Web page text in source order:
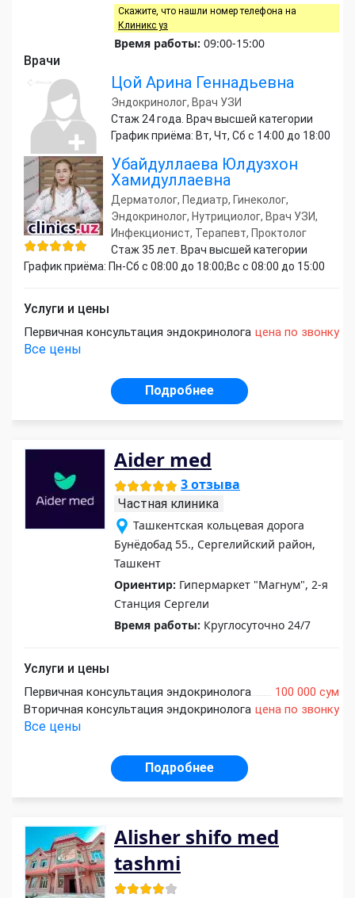
Скажите, что нашли номер телефона на
Клиникс уз
Время работы: 09:00-15:00
Врачи
Цой Арина Геннадьевна
Эндокринолог, Врач УЗИ
Стаж 24 года. Врач высшей категории
График приёма: Вт, Чт, Сб с 14:00 до 18:00
Убайдуллаева Юлдузхон
Хамидуллаевна
Дерматолог, Педиатр, Гинеколог,
Эндокринолог, Нутрициолог, Врач УЗИ,
Инфекционист, Терапевт, Проктолог
Стаж 35 лет. Врач высшей категории
График приёма: Пн-Сб с 08:00 до 18:00;Вс с 08:00 до 15:00
Услуги и цены
Первичная консультация эндокринолога цена по звонку
Все цены
Подробнее
Aider med
3 отзыва
Частная клиника
Ташкентская кольцевая дорога
Бунёдобад 55., Сергелийский район,
Ташкент
Ориентир: Гипермаркет "Магнум", 2-я
Станция Сергели
Время работы: Круглосуточно 24/7
Услуги и цены
Первичная консультация эндокринолога
100 000 сум
Вторичная консультация эндокринолога цена по звонку
Все цены
Подробнее
Alisher shifo med
tashmi